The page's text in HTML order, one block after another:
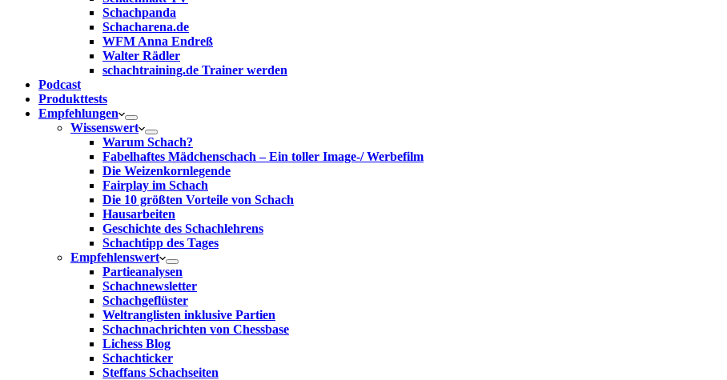
Schachpanda
Schacharena.de
WFM Anna Endreß
Walter Rädler
schachtraining.de Trainer werden
Podcast
Produkttests
Empfehlungen
Wissenswert
Warum Schach?
Fabelhaftes Mädchenschach – Ein toller Image-/ Werbefilm
Die Weizenkornlegende
Fairplay im Schach
Die 10 größten Vorteile von Schach‎
Hausarbeiten
Geschichte des Schachlehrens
Schachtipp des Tages
Empfehlenswert
Partieanalysen
Schachnewsletter
Schachgeflüster
Weltranglisten inklusive Partien
Schachnachrichten von Chessbase
Lichess Blog
Schachticker
Steffans Schachseiten